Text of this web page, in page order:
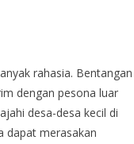
rahasia. Bentangan
dengan pesona luar
desa-desa kecil di
dapat merasakan